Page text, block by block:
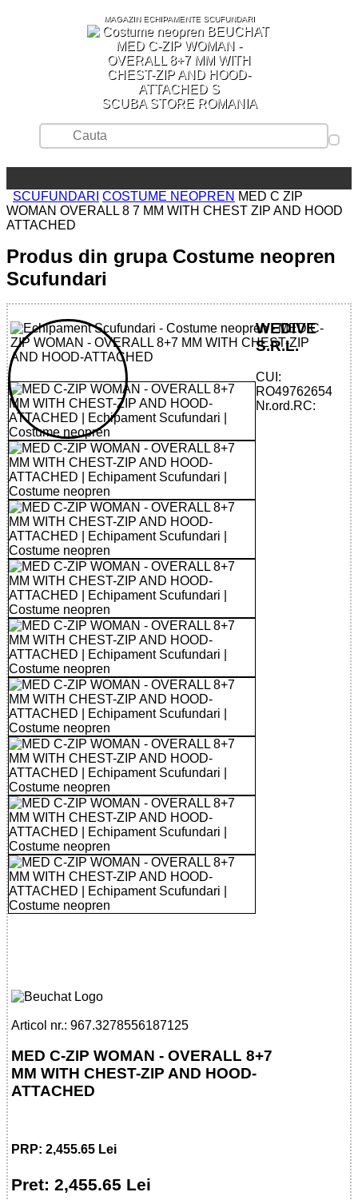
MAGAZIN ECHIPAMENTE SCUFUNDARI
SCUBA STORE ROMANIA
SCUFUNDARI COSTUME NEOPREN MED C ZIP
WOMAN OVERALL 8 7 MM WITH CHEST ZIP AND HOOD
ATTACHED
Produs din grupa Costume neopren
Scufundari
Articol nr.: 967.3278556187125
MED C-ZIP WOMAN - OVERALL 8+7
MM WITH CHEST-ZIP AND HOOD-
ATTACHED
PRP: 2,455.65 Lei
Pret: 2,455.65 Lei
WEDIVE
S.R.L.
CUI:
RO49762654
Nr.ord.RC: